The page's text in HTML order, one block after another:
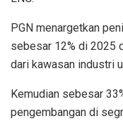
PGN menargetkan
sebesar 12% di 2025
dari kawasan industri
Kemudian sebesar
pengembangan di